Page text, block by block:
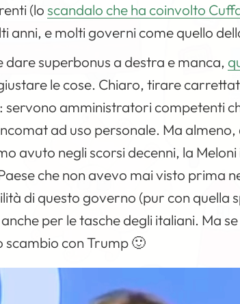
(loscandalo che ha coinvolto
anni, e molti governi come quello
dare superbonus a destra e manca,
le cose. Chiaro, tirare
servono amministratori competenti
ad uso personale. Ma
avuto negli scorsi decenni, la
che non avevo mai visto prima
di questo governo (pur con quella
per le tasche degli italiani. Ma
con Trump 🙂